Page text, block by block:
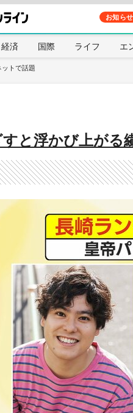
お知らせ
経済 国際 ライフ エ
ットで話題
と浮かび上がる